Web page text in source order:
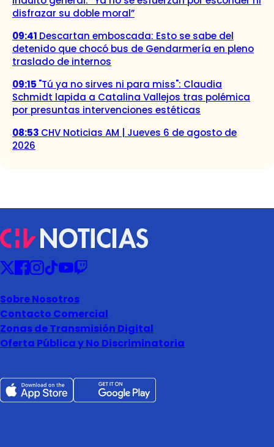
disfrazar su doble moral”
09:41 Descartan emboscada: Esto se sabe del
detenido que chocó bus de Gendarmería en pleno
traslado de internos
09:15 "Tú ya no sirves ni para miss": Claudia
Schmidt lapida a Catalina Vallejos tras polémica
por presuntas intervenciones estéticas
08:53 CHV Noticias AM | Jueves 6 de agosto de
2026
Sobre Nosotros
Contacto Comercial
Zonas de Transmisión Digital
Oferta Pública y No Discriminatoria